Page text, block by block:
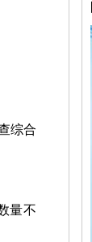
综合
量不